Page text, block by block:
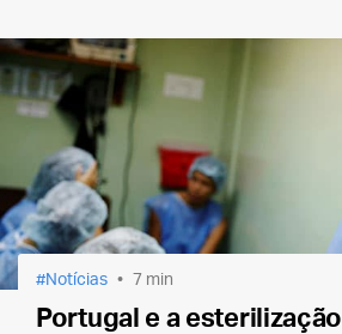
Notícias 7 min
Portugal e a esterilização